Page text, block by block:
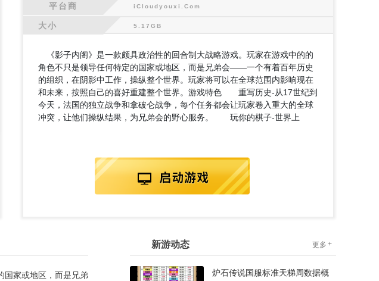
平台商
大小
《影子内阁》是一款颇具政治性的回合制大战略游戏。玩家在游戏中的的
角色不只是领导任何特定的国家或地区，而是兄弟会——一个有着百年历史
的组织，在阴影中工作，操纵整个世界。玩家将可以在全球范围内影响现在
和未来，按照自己的喜好重建整个世界。游戏特色 重写历史-从17世纪到
今天，法国的独立战争和拿破仑战争，每个任务都会让玩家卷入重大的全球
冲突，让他们操纵结果，为兄弟会的野心服务。 玩你的棋子-世界上
家或地区，而是兄弟
新游动态 更多 +
炉石传说国服标准天梯周数据概